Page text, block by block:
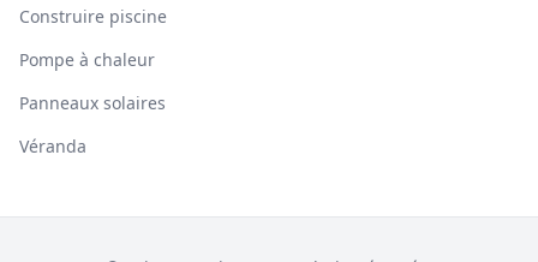
Construire piscine
Pompe à chaleur
Panneaux solaires
Véranda